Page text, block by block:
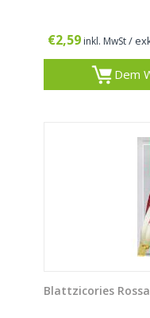
€2,59 inkl. MwSt/
Dem
Blattzicories